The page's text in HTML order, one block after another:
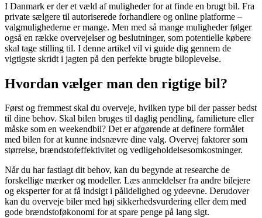
I Danmark er der et væld af muligheder for at finde en brugt bil. Fra
private sælgere til autoriserede forhandlere og online platforme –
valgmulighederne er mange. Men med så mange muligheder følger
også en række overvejelser og beslutninger, som potentielle købere
skal tage stilling til. I denne artikel vil vi guide dig gennem de
vigtigste skridt i jagten på den perfekte brugte biloplevelse.
Hvordan vælger man den rigtige bil?
Først og fremmest skal du overveje, hvilken type bil der passer bedst
til dine behov. Skal bilen bruges til daglig pendling, familieture eller
måske som en weekendbil? Det er afgørende at definere formålet
med bilen for at kunne indsnævre dine valg. Overvej faktorer som
størrelse, brændstofeffektivitet og vedligeholdelsesomkostninger.
Når du har fastlagt dit behov, kan du begynde at researche de
forskellige mærker og modeller. Læs anmeldelser fra andre bilejere
og eksperter for at få indsigt i pålidelighed og ydeevne. Derudover
kan du overveje biler med høj sikkerhedsvurdering eller dem med
gode brændstoføkonomi for at spare penge på lang sigt.